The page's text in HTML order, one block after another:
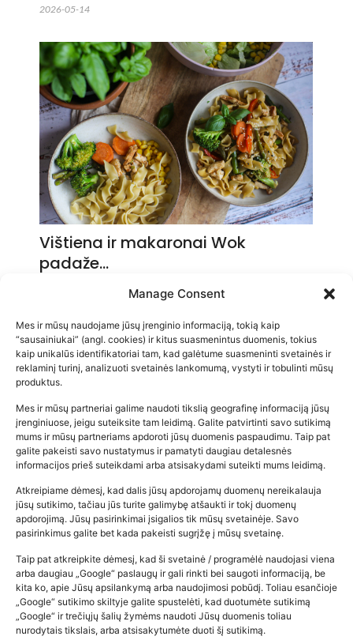
Manage Consent
Mes ir mūsų naudojame jūsų įrenginio informaciją, tokią kaip
“sausainiukai” (angl. cookies) ir kitus suasmenintus duomenis, tokius
kaip unikalūs identifikatoriai tam, kad galėtume suasmeninti svetainės ir
reklaminį turinį, analizuoti svetainės lankomumą, vystyti ir tobulinti mūsų
produktus.
Mes ir mūsų partneriai galime naudoti tikslią geografinę informaciją jūsų
įrenginiuose, jeigu suteiksite tam leidimą. Galite patvirtinti savo sutikimą
mums ir mūsų partneriams apdoroti jūsų duomenis paspaudimu. Taip pat
galite pakeisti savo nustatymus ir pamatyti daugiau detalesnės
informacijos prieš suteikdami arba atsisakydami suteikti mums leidimą.
Atkreipiame dėmesį, kad dalis jūsų apdorojamų duomenų nereikalauja
jūsų sutikimo, tačiau jūs turite galimybę atšaukti ir tokį duomenų
apdorojimą. Jūsų pasirinkimai įsigalios tik mūsų svetainėje. Savo
pasirinkimus galite bet kada pakeisti sugrįžę į mūsų svetainę.
Taip pat atkreipkite dėmesį, kad ši svetainė / programėlė naudojasi viena
arba daugiau „Google“ paslaugų ir gali rinkti bei saugoti informaciją, be
kita ko, apie Jūsų apsilankymą arba naudojimosi pobūdį. Toliau esančioje
„Google“ sutikimo skiltyje galite spustelėti, kad duotumėte sutikimą
„Google“ ir trečiųjų šalių žymėms naudoti Jūsų duomenis toliau
nurodytais tikslais, arba atsisakytumėte duoti šį sutikimą.
2026-05-14
Vištiena ir makaronai Wok
padaže…
Populiariausios parduotuvės
kūdikių tyrelės –…
2026-02-22